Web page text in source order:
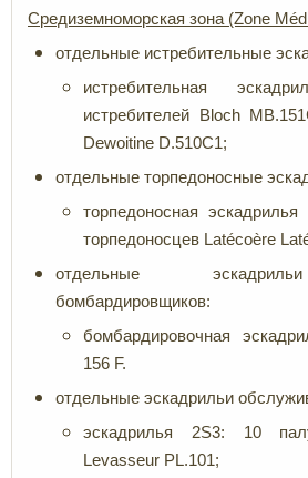
Средиземноморская зона (Zone
отдельные истребительные
истребительная
истребителей Bloch
Dewoitine D.510C1;
отдельные торпедоносные
торпедоносная
торпедоносцев Latécoère
отдельные
бомбардировщиков:
бомбардировочная
156 F.
отдельные эскадрильи
эскадрилья 2S3: 10
Levasseur PL.101;